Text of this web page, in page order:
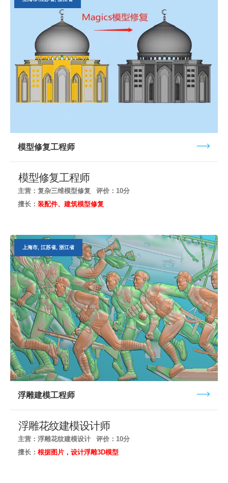
模型修复工程师
模型修复工程师
主营：复杂三维模型修复
评价：10分
擅长： 装配件、建筑模型修复
浮雕花纹建模设计师
上海市, 江苏省, 浙江省
浮雕建模工程师
主营：浮雕花纹建模设计
评价：10分
擅长： 根据图片，设计浮雕3D模型